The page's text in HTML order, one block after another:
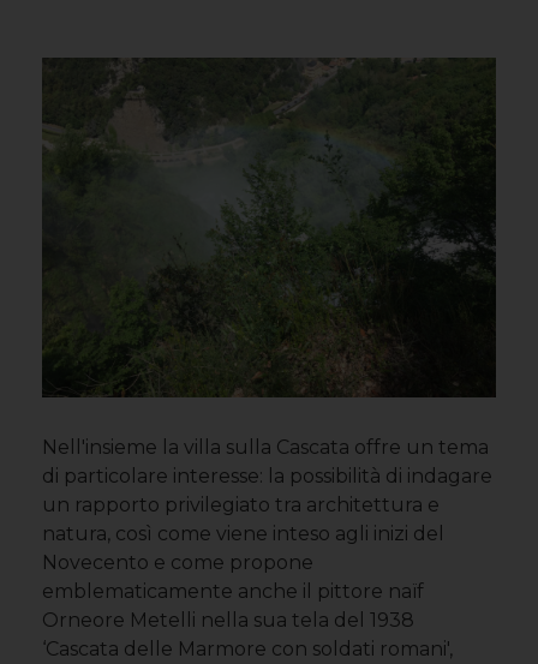
Nell'insieme la villa sulla Cascata offre un tema
di particolare interesse: la possibilità di indagare
un rapporto privilegiato tra architettura e
natura, così come viene inteso agli inizi del
Novecento e come propone
emblematicamente anche il pittore naïf
Orneore Metelli nella sua tela del 1938
‘Cascata delle Marmore con soldati romani',